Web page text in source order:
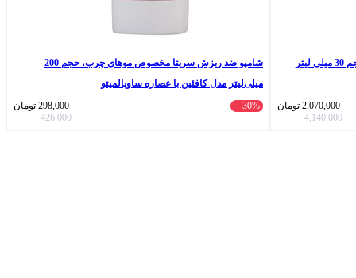
2,070,000 تومان
4,140,000
شامپو ضد ریزش سریتا مخصوص موهای چرب، حجم 200
میلی‌لیتر مدل کافئین با عصاره ساوپالمیتو
30%
298,000 تومان
426,000